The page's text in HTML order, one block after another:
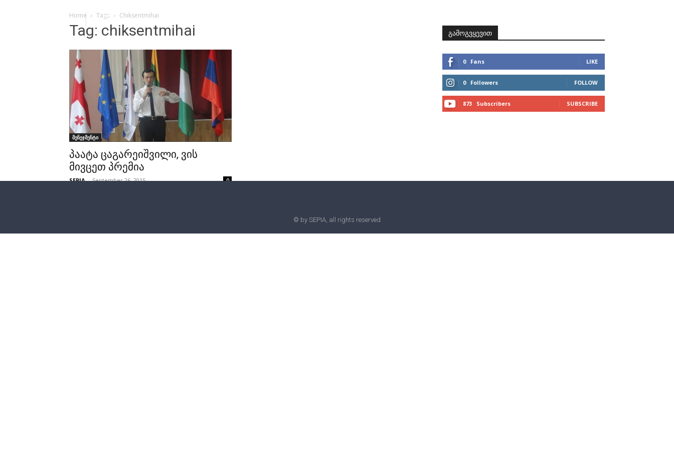
Home Tags Chiksentmihai
Tag: chiksentmihai
მენეჯმენტი
პაატა ცაგარეიშვილი, ვის
მივცეთ პრემია
SEPIA - September 26, 2015 0
გამოგვყევით
0 Fans LIKE
0 Followers FOLLOW
873 Subscribers SUBSCRIBE
© by SEPIA, all rights reserved